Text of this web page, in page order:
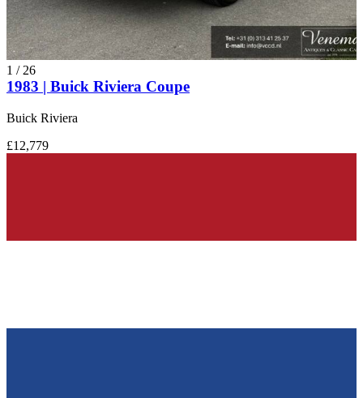
1 / 26
1983 | Buick Riviera Coupe
Buick Riviera
£12,779